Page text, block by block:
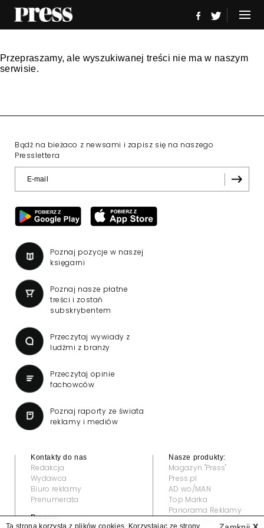
Przepraszamy, ale wyszukiwanej treści nie ma w naszym
serwisie.
Bądź na bieżaco z newsami i zapisz się na naszego
Presslettera
Poznaj pozycje w naszej
księgarni
Poznaj nasze płatne
treści i zostań
subskrybentem
Przeczytaj wywiady z
ludźmi z branży
Przeczytaj opinie
fachowców
Poznaj raporty ze świata
reklamy i mediów
Kontakty do nas
Redakcja
Wydawca
Biuro reklamy
Prenumerata
Prawne:
Nasze produkty:
Magazyn "Press"
Press.pl
AD wo/MAN
Top Marka
Panorama Reklamy
Ta strona korzysta z plików cookies. Korzystając ze strony